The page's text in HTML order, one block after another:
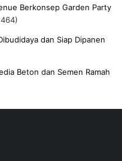
Berkonsep Garden Party
dan Siap Dipanen
Beton dan Semen Ramah